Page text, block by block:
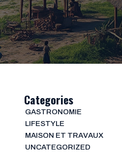
Categories
GASTRONOMIE
LIFESTYLE
MAISON ET TRAVAUX
UNCATEGORIZED